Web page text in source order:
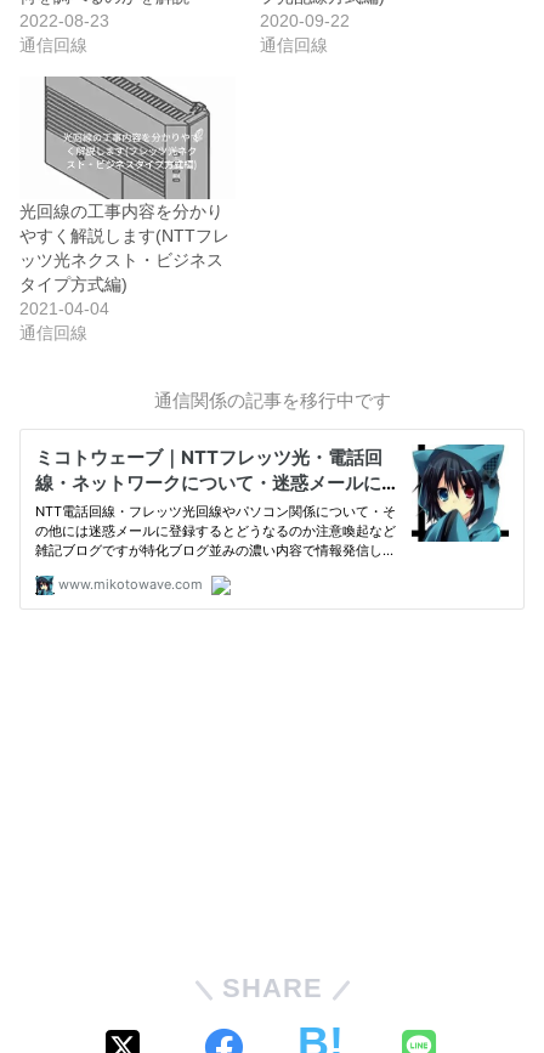
2022-08-23
通信回線
2020-09-22
通信回線
光回線の工事内容を分かり
やすく解説します(NTTフレ
ッツ光ネクスト・ビジネス
タイプ方式編)
2021-04-04
通信回線
通信関係の記事を移行中です
SHARE